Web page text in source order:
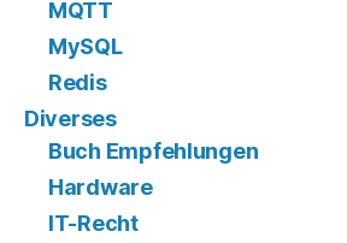
MQTT
MySQL
Redis
Diverses
Buch Empfehlungen
Hardware
IT-Recht